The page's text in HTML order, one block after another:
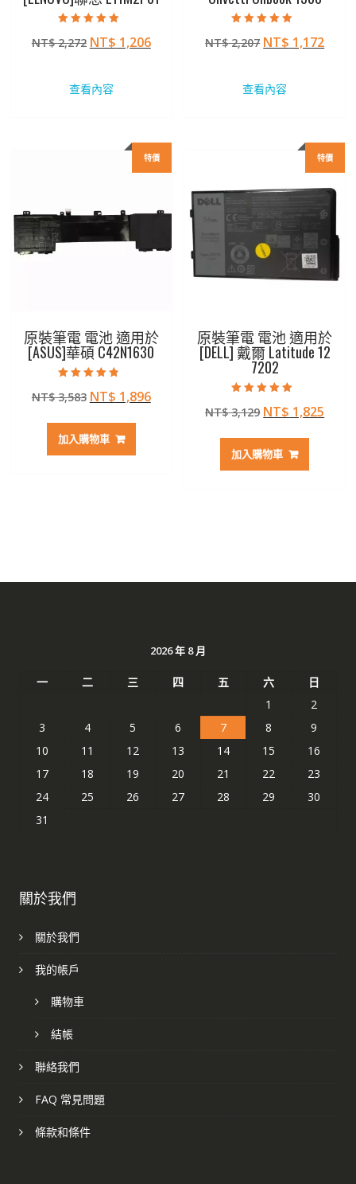
5.00
滿分 5
NT$2,272 原
格：
NT$ 1,206目
查看內容
4.50
滿分 5
NT$2,207 原
格：
NT$ 1,172目
查看內容
特價
原裝筆電 電池 適用於
[ASUS]華碩 C42N1630
4.50
滿分 5
NT$3,583 原
價
格：
NT$ 1,896目
加入購物車
特價
原裝筆電 電池 適用於
[DELL] 戴爾 Latitude 12
7202
5.00
滿分 5
NT$3,129 原
價
格：
NT$ 1,825
加入購物車
2026 年 8 月
一 二 三 四 五 六
日
1
2
3
4 5 6 7 8
9
10
11 12 13 14 15
16
17
18 19 20 21 22
23
24
25 26 27 28 29
30
31
關於我們
關於我們
我的帳戶
購物車
結帳
聯絡我們
FAQ 常見問題
條款和條件